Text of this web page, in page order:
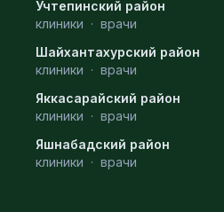
Учтепинский район
клиники · врачи
Шайхантахурский район
клиники · врачи
Яккасарайский район
клиники · врачи
Яшнабадский район
клиники · врачи